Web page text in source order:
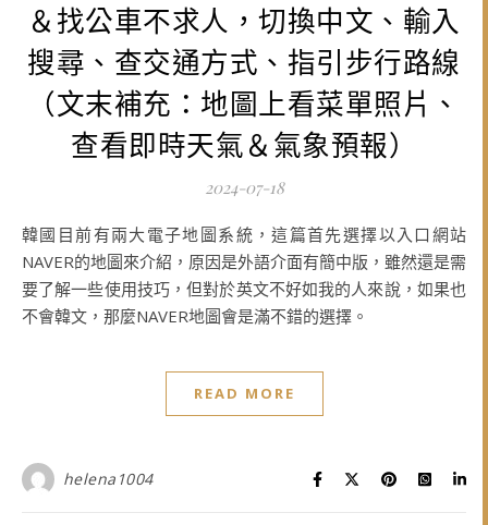
＆找公車不求人，切換中文、輸入
搜尋、查交通方式、指引步行路線
（文末補充：地圖上看菜單照片、
查看即時天氣＆氣象預報）
2024-07-18
韓國目前有兩大電子地圖系統，這篇首先選擇以入口網站
NAVER的地圖來介紹，原因是外語介面有簡中版，雖然還是需
要了解一些使用技巧，但對於英文不好如我的人來說，如果也
不會韓文，那麼NAVER地圖會是滿不錯的選擇。
READ MORE
helena1004